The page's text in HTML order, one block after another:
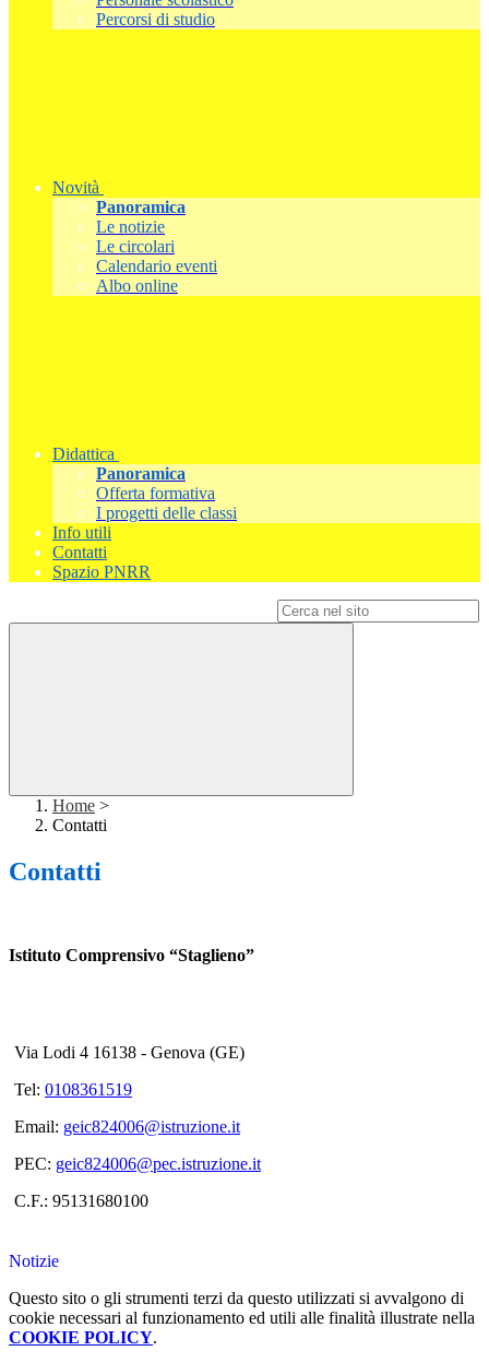
Percorsi di studio
Novità
Panoramica
Le notizie
Le circolari
Calendario eventi
Albo online
Didattica
Panoramica
Offerta formativa
I progetti delle classi
Info utili
Contatti
Spazio PNRR
Home >
Contatti
Contatti
Istituto Comprensivo “Staglieno”
Via Lodi 4 16138 - Genova (GE)
Tel: 0108361519
Email: geic824006@istruzione.it
PEC: geic824006@pec.istruzione.it
C.F.: 95131680100
Notizie
Questo sito o gli strumenti terzi da questo utilizzati si avvalgono di
cookie necessari al funzionamento ed utili alle finalità illustrate nella
COOKIE POLICY.